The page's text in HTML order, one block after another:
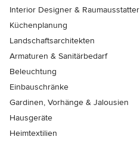
Interior Designer & Raumausstatter
Küchenplanung
Landschaftsarchitekten
Armaturen & Sanitärbedarf
Beleuchtung
Einbauschränke
Gardinen, Vorhänge & Jalousien
Hausgeräte
Heimtextilien